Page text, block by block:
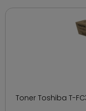
Toner Toshiba T-